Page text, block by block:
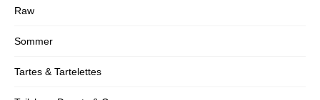
Raw
Sommer
Tartes & Tartelettes